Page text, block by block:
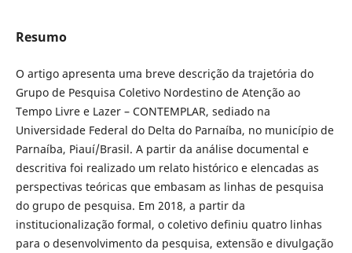
Resumo
O artigo apresenta uma breve descrição da trajetória do
Grupo de Pesquisa Coletivo Nordestino de Atenção ao
Tempo Livre e Lazer – CONTEMPLAR, sediado na
Universidade Federal do Delta do Parnaíba, no município de
Parnaíba, Piauí/Brasil. A partir da análise documental e
descritiva foi realizado um relato histórico e elencadas as
perspectivas teóricas que embasam as linhas de pesquisa
do grupo de pesquisa. Em 2018, a partir da
institucionalização formal, o coletivo definiu quatro linhas
para o desenvolvimento da pesquisa, extensão e divulgação